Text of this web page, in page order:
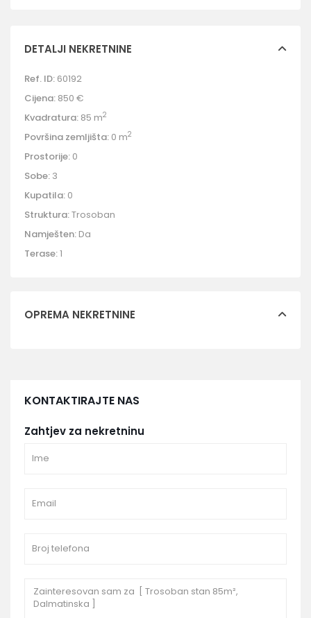
DETALJI NEKRETNINE
Ref. ID: 60192
Cijena: 850 €
Kvadratura: 85 m2
Površina zemljišta: 0 m2
Prostorije: 0
Sobe: 3
Kupatila: 0
Struktura:Trosoban
Namješten: Da
Terase:1
OPREMA NEKRETNINE
KONTAKTIRAJTE NAS
Zahtjev za nekretninu